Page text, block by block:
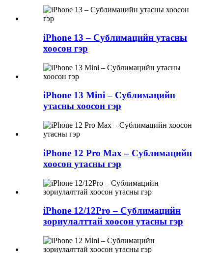
iPhone 13 – Сублимацийн утасны
хоосон гэр
iPhone 13 Mini – Сублимацийн
утасны хоосон гэр
iPhone 12 Pro Max – Сублимацийн
хоосон утасны гэр
iPhone 12/12Pro – Сублимацийн
зориулалттай хоосон утасны гэр